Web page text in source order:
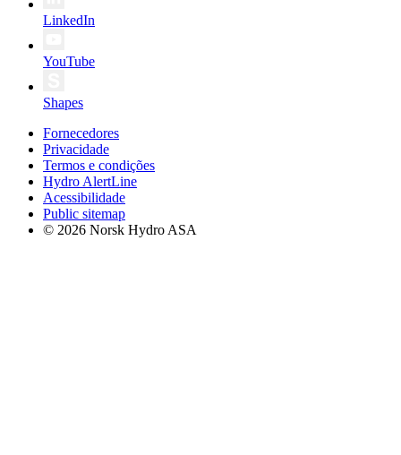
LinkedIn
YouTube
Shapes
Fornecedores
Privacidade
Termos e condições
Hydro AlertLine
Acessibilidade
Public sitemap
© 2026 Norsk Hydro ASA